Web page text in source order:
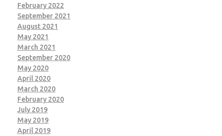
February 2022
September 2021
August 2021
May 2021
March 2021
September 2020
May 2020
April 2020
March 2020
February 2020
July 2019
May 2019
April 2019